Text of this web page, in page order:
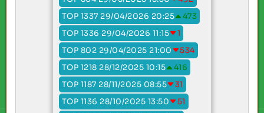
TOP 1337 29/04/2026 20:25
473
TOP 1336 29/04/2026 11:15
1
TOP 802 29/04/2025 21:00
534
TOP 1218 28/12/2025 10:15
416
TOP 1187 28/11/2025 08:55
31
TOP 1136 28/10/2025 13:50
51